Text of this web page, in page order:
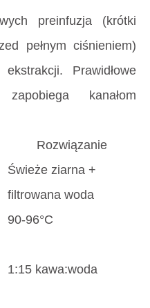
preinfuzja (krótki
pełnym ciśnieniem)
Prawidłowe
kanałom
Rozwiązanie
Świeże ziarna +
filtrowana woda
90-96°C
1:15 kawa:woda